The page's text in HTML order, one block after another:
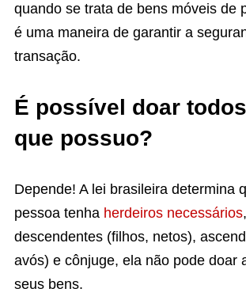
quando se trata de bens móveis de
é uma maneira de garantir a
transação.
É possível doar
que possuo?
Depende! A lei brasileira determina
pessoa tenha herdeiros necessários
descendentes (filhos, netos),
avós) e cônjuge, ela não pode doar
seus bens.